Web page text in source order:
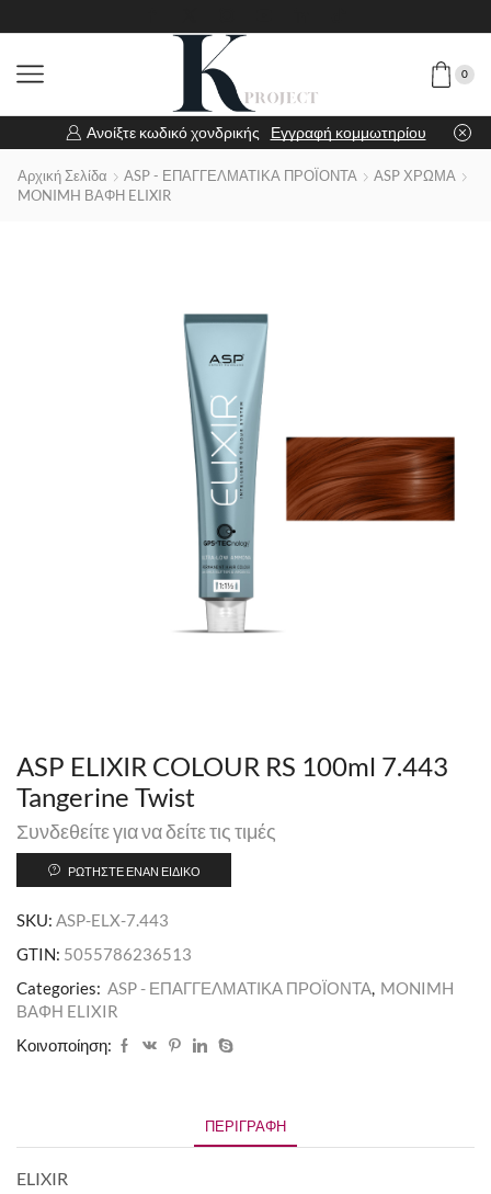
0
Ανοίξτε κωδικό χονδρικής Εγγραφή κομμωτηρίου
Αρχική Σελίδα ASP - ΕΠΑΓΓΕΛΜΑΤΙΚΑ ΠΡΟΪΟΝΤΑ
ASP ΧΡΩΜΑ
MONIMH ΒΑΦΗ ELIXIR
ASP ELIXIR COLOUR RS 100ml 7.443
Tangerine Twist
Συνδεθείτε για να δείτε τις τιμές
ΡΩΤΉΣΤΕ ΈΝΑΝ ΕΙΔΙΚΌ
SKU: ASP-ELX-7.443
GTIN: 5055786236513
Categories: ASP - ΕΠΑΓΓΕΛΜΑΤΙΚΑ ΠΡΟΪΟΝΤΑ, MONIMH
ΒΑΦΗ ELIXIR
Κοινοποίηση:
ΠΕΡΙΓΡΑΦΉ
ELIXIR